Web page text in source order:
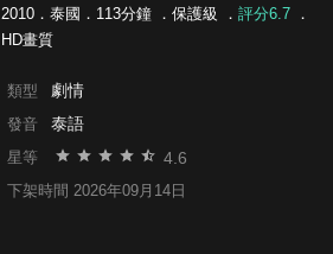
2010．泰國．113分鐘 ． 保護級 ． 評分6.7．
HD畫質
類型 劇情
發音 泰語
星等 4.6
下架時間 2026年09月14日